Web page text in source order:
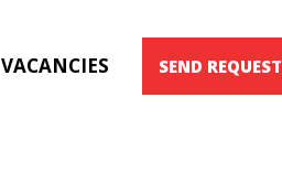
VACANCIES SEND REQUEST